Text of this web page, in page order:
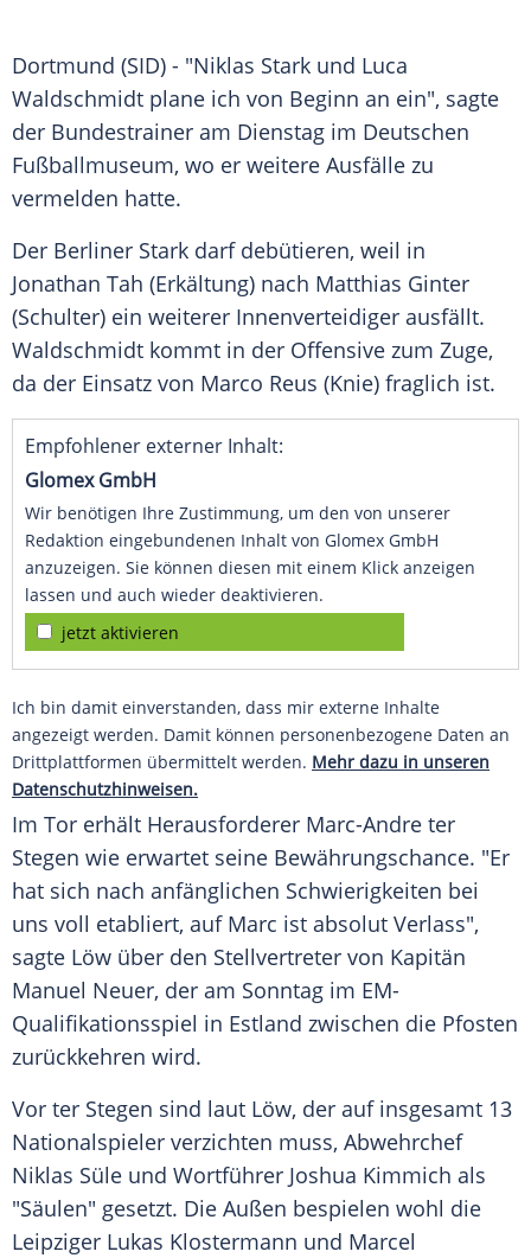
Dortmund (SID) - "Niklas Stark und Luca
Waldschmidt plane ich von Beginn an ein", sagte
der Bundestrainer am Dienstag im Deutschen
Fußballmuseum, wo er weitere Ausfälle zu
vermelden hatte.
Der Berliner Stark darf debütieren, weil in
Jonathan Tah (Erkältung) nach Matthias Ginter
(Schulter) ein weiterer Innenverteidiger ausfällt.
Waldschmidt kommt in der Offensive zum Zuge,
da der Einsatz von Marco Reus (Knie) fraglich ist.
Empfohlener externer Inhalt:
Glomex GmbH
Wir benötigen Ihre Zustimmung, um den von unserer
Redaktion eingebundenen Inhalt von Glomex GmbH
anzuzeigen. Sie können diesen mit einem Klick anzeigen
lassen und auch wieder deaktivieren.
jetzt aktivieren
Ich bin damit einverstanden, dass mir externe Inhalte
angezeigt werden. Damit können personenbezogene Daten an
Drittplattformen übermittelt werden. Mehr dazu in unseren
Datenschutzhinweisen.
Im Tor erhält Herausforderer Marc-Andre ter
Stegen wie erwartet seine Bewährungschance. "Er
hat sich nach anfänglichen Schwierigkeiten bei
uns voll etabliert, auf Marc ist absolut Verlass",
sagte Löw über den Stellvertreter von Kapitän
Manuel Neuer, der am Sonntag im EM-
Qualifikationsspiel in Estland zwischen die Pfosten
zurückkehren wird.
Vor ter Stegen sind laut Löw, der auf insgesamt 13
Nationalspieler verzichten muss, Abwehrchef
Niklas Süle und Wortführer Joshua Kimmich als
"Säulen" gesetzt. Die Außen bespielen wohl die
Leipziger Lukas Klostermann und Marcel